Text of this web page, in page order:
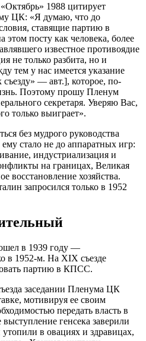
1988 цитирует
ЦК: «Я думаю, что до
ставящие партию в
этом посту как человека, более
известное противоядие
не только разбита, но и
тем у нас имеется указание
— авт.], которое, по-
Поэтому прошу Пленум
секретаря. Уверяю Вас,
только выиграет».
без мудрого руководства
стало не до аппаратных игр:
индустриализация и
на границах, Великая
восстановление хозяйства.
запросился только в 1952
в 1939 году —
в 1952-м. На XIX съезде
партию в КПСС.
заседании Пленума ЦК
мотивируя ее своим
передать власть в
генсека заверили
в овациях и здравицах,